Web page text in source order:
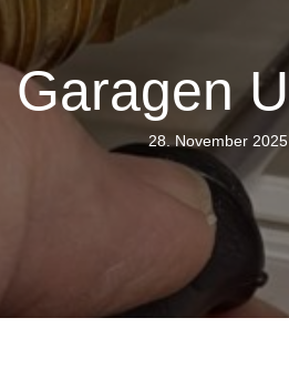
Garagen
28. November 2025